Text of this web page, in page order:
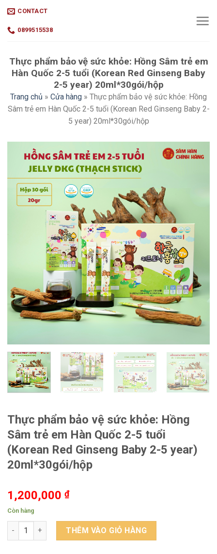
content
CONTACT
0899515538
Thực phẩm bảo vệ sức khỏe: Hồng Sâm trẻ em
Hàn Quốc 2-5 tuổi (Korean Red Ginseng Baby
2-5 year) 20ml*30gói/hộp
Trang chủ » Cửa hàng » Thực phẩm bảo vệ sức khỏe: Hồng
Sâm trẻ em Hàn Quốc 2-5 tuổi (Korean Red Ginseng Baby 2-
5 year) 20ml*30gói/hộp
Thực phẩm bảo vệ sức khỏe: Hồng
Sâm trẻ em Hàn Quốc 2-5 tuổi
(Korean Red Ginseng Baby 2-5 year)
20ml*30gói/hộp
1,200,000 ₫
Còn hàng
Thực phẩm bảo vệ sức khỏe: Hồng Sâm trẻ em Hàn Quốc 2-
THÊM VÀO GIỎ HÀNG